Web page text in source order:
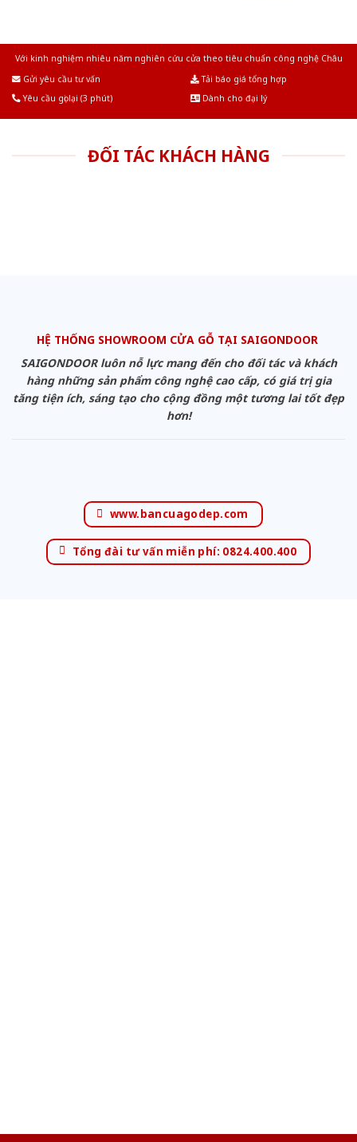
Với kinh nghiệm nhiêu năm nghiên cứu cửa theo tiêu chuẩn công nghệ Châu
Gửi yêu cầu tư vấn
Tải báo giá tổng hợp
Yêu cầu gọi lại (3 phút)
Dành cho đại lý
ĐỐI TÁC KHÁCH HÀNG
HỆ THỐNG SHOWROOM CỬA GỖ TẠI SAIGONDOOR
SAIGONDOOR luôn nỗ lực mang đến cho đối tác và khách
hàng những sản phẩm công nghệ cao cấp, có giá trị gia
tăng tiện ích, sáng tạo cho cộng đồng một tương lai tốt đẹp
hơn!
www.bancuagodep.com
Tổng đài tư vấn miễn phí: 0824.400.400